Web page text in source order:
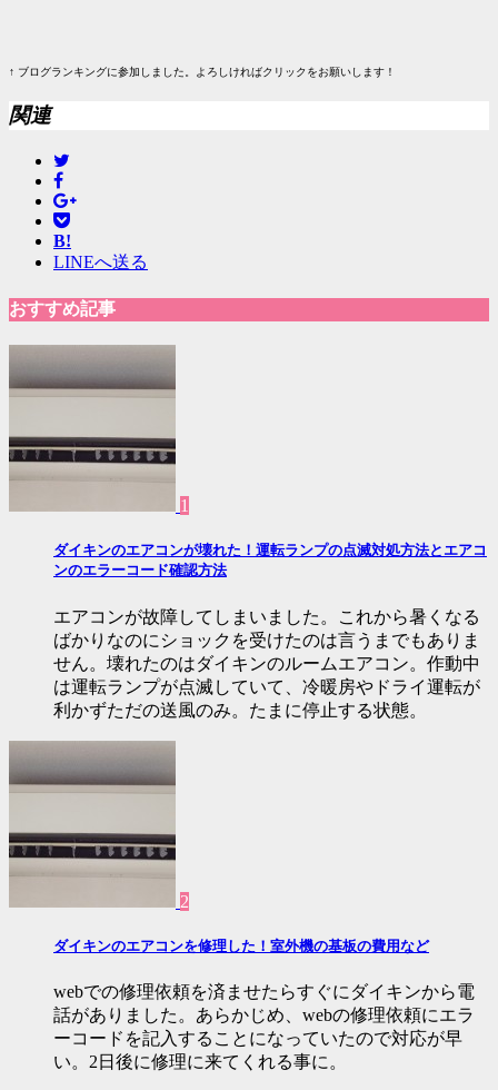
↑ ブログランキングに参加しました。よろしければクリックをお願いします！
関連
B!
LINEへ送る
おすすめ記事
1
ダイキンのエアコンが壊れた！運転ランプの点滅対処方法とエアコ
ンのエラーコード確認方法
エアコンが故障してしまいました。これから暑くなる
ばかりなのにショックを受けたのは言うまでもありま
せん。壊れたのはダイキンのルームエアコン。作動中
は運転ランプが点滅していて、冷暖房やドライ運転が
利かずただの送風のみ。たまに停止する状態。
2
ダイキンのエアコンを修理した！室外機の基板の費用など
webでの修理依頼を済ませたらすぐにダイキンから電
話がありました。あらかじめ、webの修理依頼にエラ
ーコードを記入することになっていたので対応が早
い。2日後に修理に来てくれる事に。